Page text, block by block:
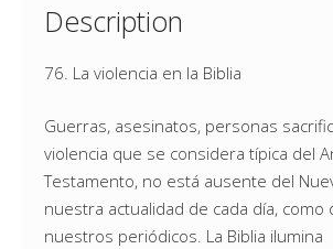
Description
76. La violencia en la Biblia
Guerras, asesinatos, personas
violencia que se considera típica del
Testamento, no está ausente del
nuestra actualidad de cada día, como
nuestros periódicos. La Biblia ilumina